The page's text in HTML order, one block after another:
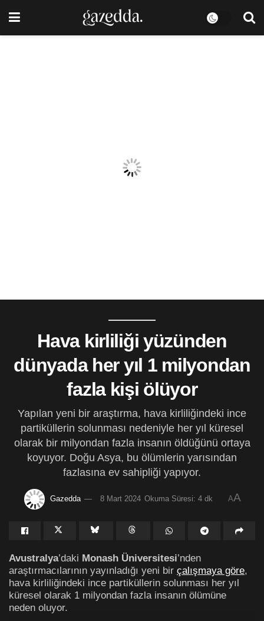
Hava kirliliği yüzünden
dünyada her yıl 1 milyondan
fazla kişi ölüyor
Yapılan yeni bir araştırma, hava kirliliğindeki ince
partiküllerin solunması nedeniyle her yıl küresel
olarak bir milyondan fazla insanın öldüğünü ortaya
koyuyor. Doğu Asya, bu ölümlerin yarısından
fazlasına ev sahipliği yapıyor.
Gazedda 8 Mart 2024 Okuma Süresi: 4 dk AA
Avustralya’daki Monash Üniversitesi’nden
araştırmacılarının yayınladığı yeni bir çalışmaya göre,
hava kirliliğindeki ince partiküllerin solunması her yıl
küresel olarak 1 milyondan fazla insanın ölümüne
neden oluyor.